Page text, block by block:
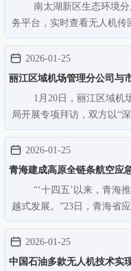
南太湖新区生态环境
务平台，实时查看无人机
浮物后，迅速调度人员前往
巡查河道需要大半天，现在
力，还能精准锁定问题点
2026-01-25
丽江区域机场管理分公司与
展蓝图1月20日，丽江区域机
局开展专项拜访，双方以“
发展”为核心，联合召开无
既是贯彻落实国家民航飞行
践，更是政企携手破…
2026-01-25
青海建成高原全链条航空应
“‘十四五’以来，青海
越式发展。”23日，青海省
在“‘十四五’发展成就”系
表示。 青海地处青藏高原
地形复杂，应急救…
2026-01-25
中国石油多款无人机技术实